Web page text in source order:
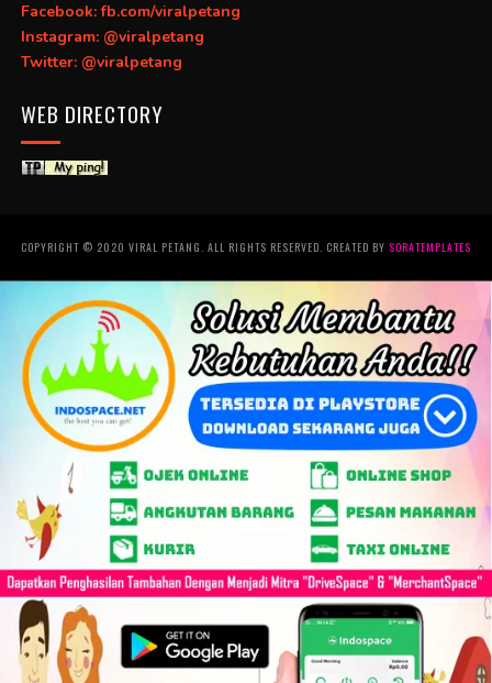
Facebook: fb.com/viralpetang
Instagram: @viralpetang
Twitter: @viralpetang
WEB DIRECTORY
COPYRIGHT © 2020 VIRAL PETANG. ALL RIGHTS RESERVED. CREATED BY SORATEMPLATES